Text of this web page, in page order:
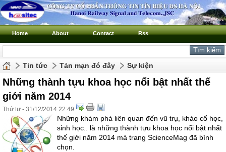
Home About Contact Rss
Tin tức Tản mạn đó đây Sự kiện
Những thành tựu khoa học nổi bật nhất thế
giới năm 2014
Thứ tư - 31/12/2014 22:49
Những khám phá liên quan đến vũ trụ, khảo cổ học,
sinh học.. là những thành tựu khoa học nổi bật nhất
thế giới năm 2014 mà trang ScienceMag đã bình
chọn.